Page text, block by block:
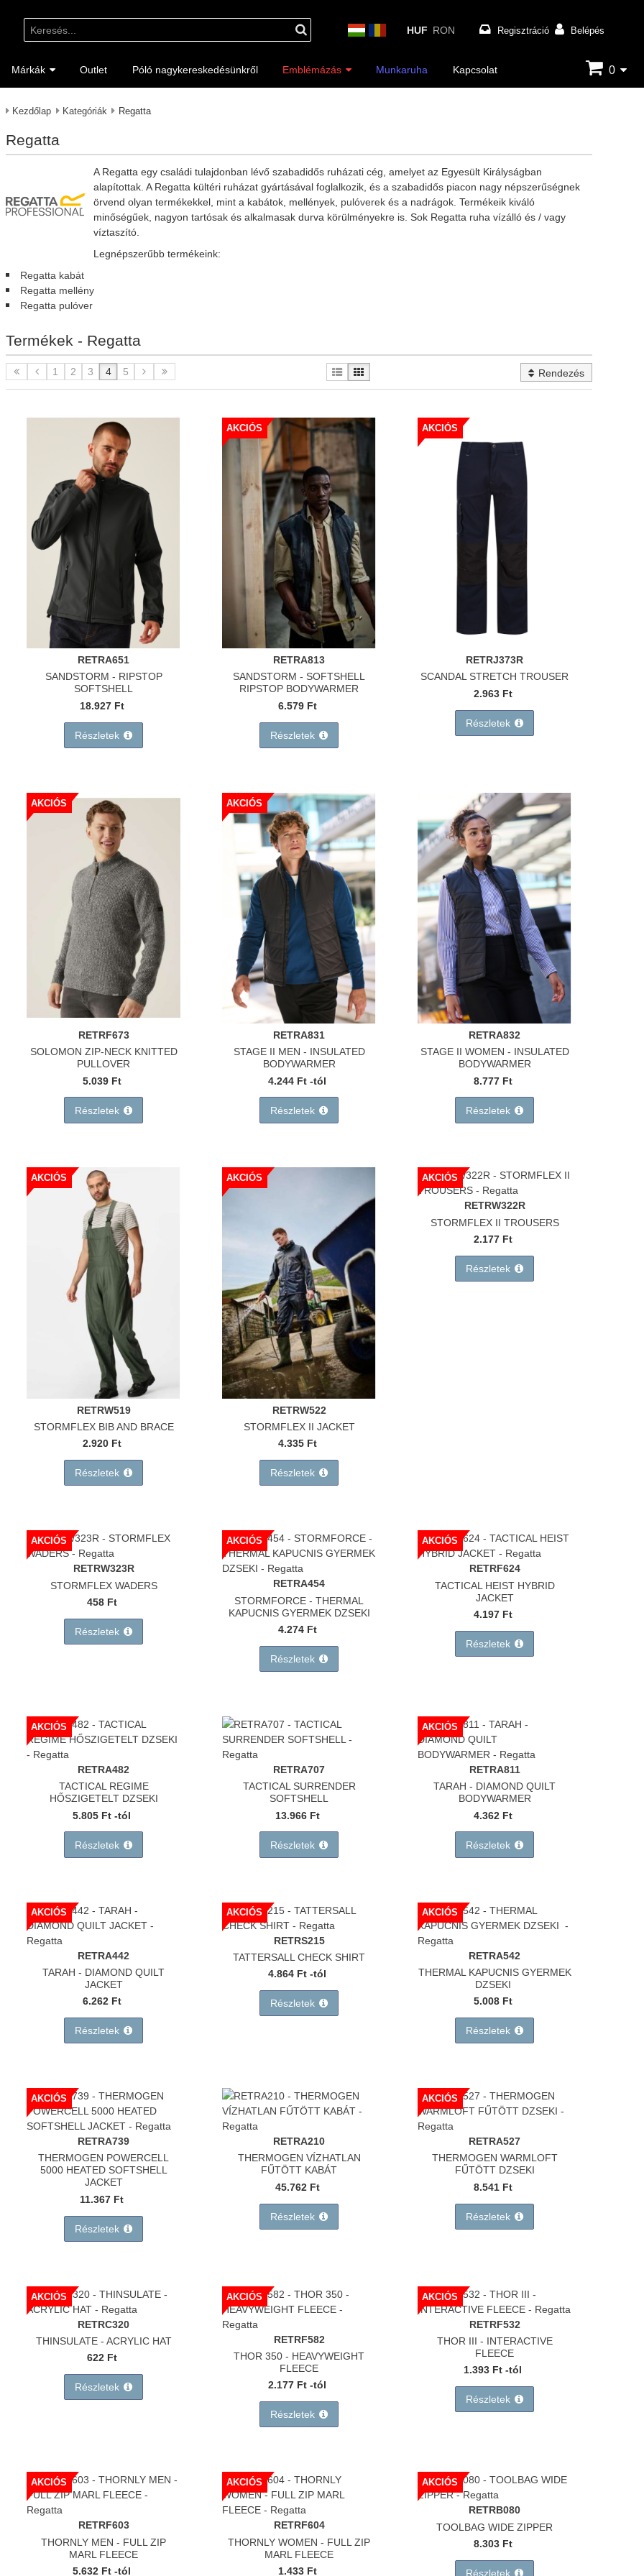
HUF RON Regisztráció Belépés
Márkák Outlet Póló nagykereskedésünkről Emblémázás Munkaruha Kapcsolat 0
Kezdőlap Kategóriák Regatta
Regatta
A Regatta egy családi tulajdonban lévő szabadidős ruházati cég, amelyet az Egyesült Királyságban
alapítottak. A Regatta kültéri ruházat gyártásával foglalkozik, és a szabadidős piacon nagy népszerűségnek
örvend olyan termékekkel, mint a kabátok, mellények, pulóverek és a nadrágok. Termékeik kiváló
minőségűek, nagyon tartósak és alkalmasak durva körülményekre is. Sok Regatta ruha vízálló és / vagy
víztaszító.
Legnépszerűbb termékeink:
Regatta kabát
Regatta mellény
Regatta pulóver
Termékek - Regatta
1 2 3 4 5 Rendezés
RETRA651
SANDSTORM - RIPSTOP
SOFTSHELL
18.927 Ft
Részletek
AKCIÓS
RETRA813
SANDSTORM - SOFTSHELL
RIPSTOP BODYWARMER
6.579 Ft
Részletek
AKCIÓS
RETRJ373R
SCANDAL STRETCH TROUSER
2.963 Ft
Részletek
AKCIÓS
RETRF673
SOLOMON ZIP-NECK KNITTED
PULLOVER
5.039 Ft
Részletek
AKCIÓS
RETRA831
STAGE II MEN - INSULATED
BODYWARMER
4.244 Ft -tól
Részletek
RETRA832
STAGE II WOMEN - INSULATED
BODYWARMER
8.777 Ft
Részletek
AKCIÓS
RETRW519
STORMFLEX BIB AND BRACE
2.920 Ft
Részletek
AKCIÓS
RETRW522
STORMFLEX II JACKET
4.335 Ft
Részletek
AKCIÓS
RETRW322R
STORMFLEX II TROUSERS
2.177 Ft
Részletek
AKCIÓS
RETRW323R
STORMFLEX WADERS
458 Ft
Részletek
AKCIÓS
RETRA454
STORMFORCE - THERMAL
KAPUCNIS GYERMEK DZSEKI
4.274 Ft
Részletek
AKCIÓS
RETRF624
TACTICAL HEIST HYBRID
JACKET
4.197 Ft
Részletek
AKCIÓS
RETRA482
TACTICAL REGIME
HŐSZIGETELT DZSEKI
5.805 Ft -tól
Részletek
RETRA707
TACTICAL SURRENDER
SOFTSHELL
13.966 Ft
Részletek
AKCIÓS
RETRA811
TARAH - DIAMOND QUILT
BODYWARMER
4.362 Ft
Részletek
AKCIÓS
RETRA442
TARAH - DIAMOND QUILT
JACKET
6.262 Ft
Részletek
AKCIÓS
RETRS215
TATTERSALL CHECK SHIRT
4.864 Ft -tól
Részletek
AKCIÓS
RETRA542
THERMAL KAPUCNIS GYERMEK
DZSEKI
5.008 Ft
Részletek
AKCIÓS
RETRA739
THERMOGEN POWERCELL
5000 HEATED SOFTSHELL
JACKET
11.367 Ft
Részletek
RETRA210
THERMOGEN VÍZHATLAN
FŰTÖTT KABÁT
45.762 Ft
Részletek
AKCIÓS
RETRA527
THERMOGEN WARMLOFT
FŰTÖTT DZSEKI
8.541 Ft
Részletek
AKCIÓS
RETRC320
THINSULATE - ACRYLIC HAT
622 Ft
Részletek
AKCIÓS
RETRF582
THOR 350 - HEAVYWEIGHT
FLEECE
2.177 Ft -tól
Részletek
AKCIÓS
RETRF532
THOR III - INTERACTIVE
FLEECE
1.393 Ft -tól
Részletek
AKCIÓS
RETRF603
THORNLY MEN - FULL ZIP
MARL FLEECE
5.632 Ft -tól
AKCIÓS
RETRF604
THORNLY WOMEN - FULL ZIP
MARL FLEECE
1.433 Ft
AKCIÓS
RETRB080
TOOLBAG WIDE ZIPPER
8.303 Ft
Részletek
A nyári dömpig beköszöntével, a
megnövekedett igények miatt
nagyobb biztonsággal ígérni, ha a rendelés
Egyúttal a GLS, mint szállító partner
jelezte, hogy náluk is jelentősen megnőtt
Határidős rendelés előtt kérjük egyeztessen velünk.